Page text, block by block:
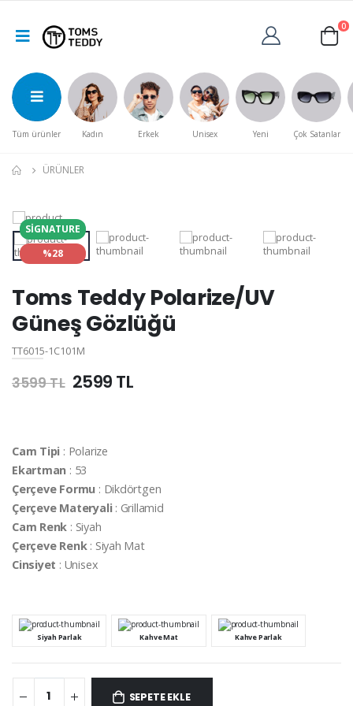
0
Tüm ürünler Kadın Erkek Unisex Yeni Çok Satanlar
ÜRÜNLER
SIGNATURE
%28
Toms Teddy Polarize/UV
Güneş Gözlüğü
TT6015-1C101M
3599 TL 2599 TL
Cam Tipi : Polarize
Ekartman : 53
Çerçeve Formu : Dikdörtgen
Çerçeve Materyali: Grillamid
Cam Renk : Siyah
Çerçeve Renk: Siyah Mat
Cinsiyet : Unisex
Siyah Parlak Kahve Mat Kahve Parlak
SEPETE EKLE